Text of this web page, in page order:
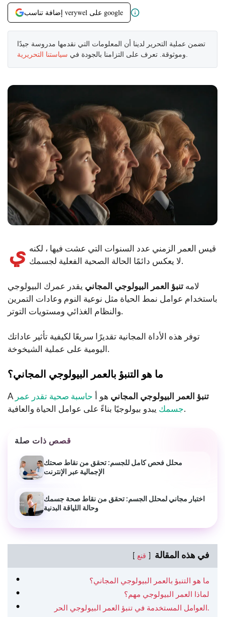
إضافة تناسب verywel على google
تضمن عملية التحرير لدينا أن المعلومات التي نقدمها مدروسة جيدًا
وموثوقة. تعرف على التزامنا بالجودة في سياستنا التحريرية
ي قيس العمر الزمني عدد السنوات التي عشت فيها ، لكنه
لا يعكس دائمًا الحالة الصحية الفعلية لجسمك.
لامه تنبؤ العمر البيولوجي المجاني يقدر عمرك البيولوجي
باستخدام عوامل نمط الحياة مثل نوعية النوم وعادات التمرين
والنظام الغذائي ومستويات التوتر.
توفر هذه الأداة المجانية تقديرًا سريعًا لكيفية تأثير عاداتك
اليومية على عملية الشيخوخة.
ما هو التنبؤ بالعمر البيولوجي المجاني؟
A تنبؤ العمر البيولوجي المجاني هو أ حاسبة صحية تقدر عمر
جسمكيبدو بيولوجيًا بناءً على عوامل الحياة والعافية.
قصص ذات صلة
محلل فحص كامل للجسم: تحقق من نقاط صحتك
الإجمالية عبر الإنترنت
اختبار مجاني لمحلل الجسم: تحقق من نقاط صحة جسمك
وحالة اللياقة البدنية
في هذه المقالة قنع
ما هو التنبؤ بالعمر البيولوجي المجاني؟
لماذا العمر البيولوجي مهم؟
العوامل المستخدمة في تنبؤ العمر البيولوجي الحر.